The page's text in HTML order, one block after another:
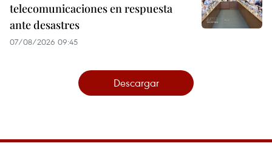
telecomunicaciones en respuesta
ante desastres
07/08/2026 09:45
Descargar